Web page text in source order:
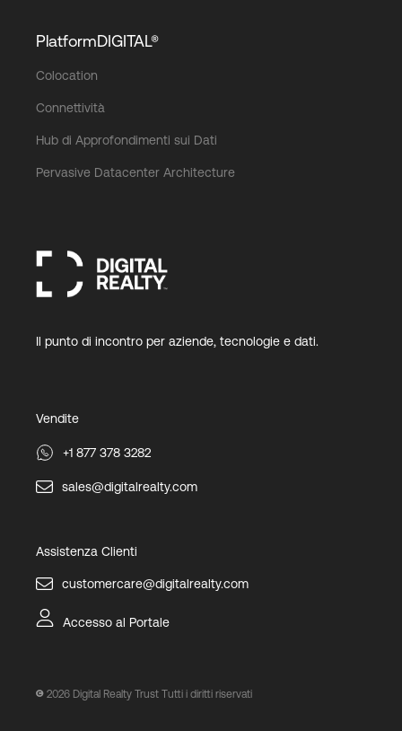
PlatformDIGITAL®
Colocation
Connettività
Hub di Approfondimenti sui Dati
Pervasive Datacenter Architecture
Il punto di incontro per aziende, tecnologie e dati.
Vendite
+1 877 378 3282
sales@digitalrealty.com
Assistenza Clienti
customercare@digitalrealty.com
Accesso al Portale
2026 Digital Realty Trust Tutti i diritti riservati